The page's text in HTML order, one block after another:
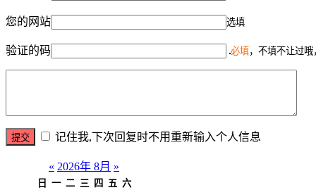
您的网站 选填
验证的码 必填，不填不让过
记住我,下次回复时不用重新输入个人信息
« 2026年 8月 »
日 一 二 三 四 五 六